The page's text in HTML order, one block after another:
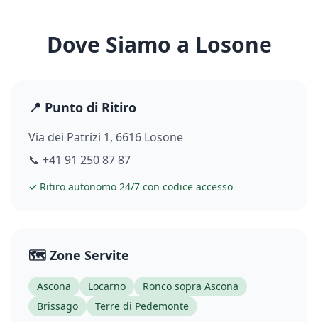
Dove Siamo a Losone
📍 Punto di Ritiro
Via dei Patrizi 1, 6616 Losone
📞 +41 91 250 87 87
✓ Ritiro autonomo 24/7 con codice accesso
🗺️ Zone Servite
Ascona Locarno
Ronco sopra Ascona
Brissago
Terre di Pedemonte